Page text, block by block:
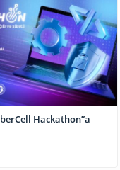
Hackathon”a